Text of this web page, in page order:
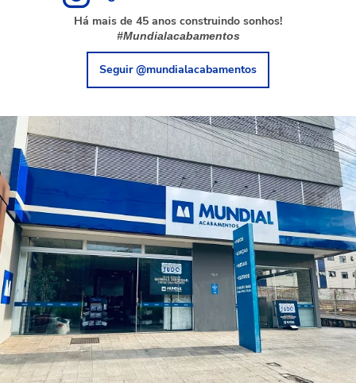
Há mais de 45 anos construindo sonhos!
#Mundialacabamentos
Seguir @mundialacabamentos